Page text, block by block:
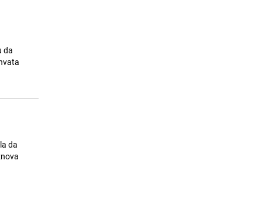
da
da